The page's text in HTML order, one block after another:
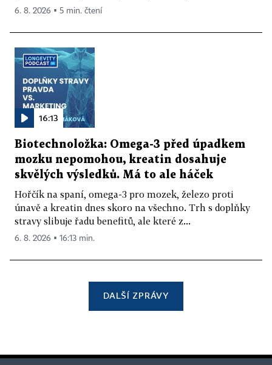
6. 8. 2026 ▪ 5 min. čtení
16:13
Biotechnoložka: Omega-3 před úpadkem
mozku nepomohou, kreatin dosahuje
skvělých výsledků. Má to ale háček
Hořčík na spaní, omega-3 pro mozek, železo proti
únavě a kreatin dnes skoro na všechno. Trh s doplňky
stravy slibuje řadu benefitů, ale které z...
6. 8. 2026 ▪ 16:13 min.
DALŠÍ ZPRÁVY